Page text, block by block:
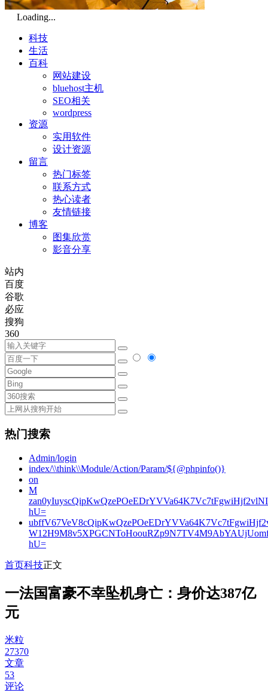
Loading...
科技
生活
百科
网站建设
bluehost主机
SEO相关
wordpress
资源
实用软件
设计资源
留言
热门标签
联系方式
热心读者
友情链接
博客
图集欣赏
影音分享
站内
百度
谷歌
必应
搜狗
360
热门搜索
Admin/login
index/\\think\\Module/Action/Param/${@phpinfo()}
on
M
hU=
hU=
首页科技正文
一法国富豪不幸坠机身亡：身价达387亿
元
米粒
27370
文章
53
评论